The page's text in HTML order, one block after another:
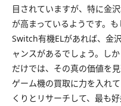
目されていますが、特に金
が高まっているようです。
Switch有機ELがあれば、金
ャンスがあるでしょう。し
だけでは、その真の価値を
ゲーム機の買取に力を入れ
くりとリサーチして、最も